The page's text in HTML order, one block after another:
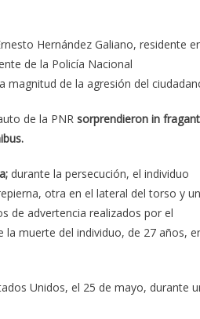
Hernández Galiano, residente
de la Policía Nacional
magnitud de la agresión del
de la PNR sorprendieron in
durante la persecución, el individuo
otra en el lateral del torso y
de advertencia realizados por el
muerte del individuo, de 27 años,
Unidos, el 25 de mayo, durante